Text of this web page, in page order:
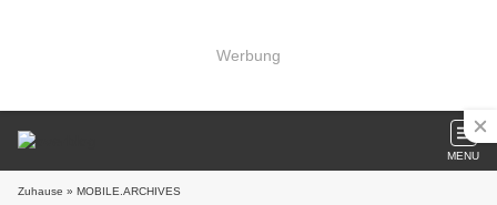
Werbung
MENU
Zuhause » MOBILE.ARCHIVES